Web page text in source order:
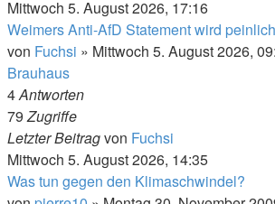
Mittwoch 5. August 2026, 17:16
Weimers Anti-AfD Statement wird
von Fuchsi » Mittwoch 5. August 2026,
Brauhaus
4Antworten
79Zugriffe
Letzter Beitragvon Fuchsi
Mittwoch 5. August 2026, 14:35
Was tun gegen den Klimaschwindel?